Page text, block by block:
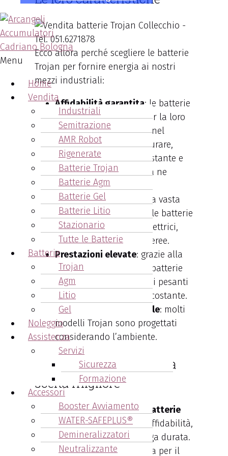
Menu
Home
Vendita
Industriali
Semitrazione
AMR Robot
Rigenerate
Batterie Trojan
Batterie Agm
Batterie Gel
Batterie Litio
Stazionario
Tutte le Batterie
Batterie
Trojan
Agm
Litio
Gel
Noleggio
Assistenza
Servizi
Sicurezza
Formazione
Accessori
Booster Avviamento
WATER-SAFEPLUS®
Demineralizzatori
Neutralizzante
Ecco allora perché scegliere le batterie
Trojan per fornire energia ai nostri
mezzi industriali:
Affidabilità garantita: le batterie
Trojan si distinguono per la loro
comprovata affidabilità nel
tempo. Progettate per durare,
offrono una potenza costante e
affidabile ogni qualvolta ne
abbiate bisogno.
Versatilità: adatte a una vasta
gamma di applicazioni, le batterie
Trojan servono veicoli elettrici,
golf car e piattaforme aeree.
Prestazioni elevate: grazie alla
tecnologia avanzata, le batterie
Trojan gestiscono carichi pesanti
e garantiscono energia costante.
Sostenibilità ambientale: molti
modelli Trojan sono progettati
considerando l’ambiente.
Batterie Trojan: quindi la
scelta migliore
In conclusione, sceglierele batterie
Trojansignifica investire in affidabilità,
performance superiori e lunga durata.
Sia che cerchiate una batteria per il